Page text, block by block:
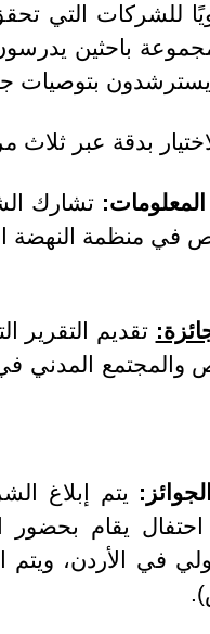
للشركات التي
باحثين يدرسون
ويسترشدون بتوصيات
بدقة عبر ثلاث
تشارك
منظمة النهضة
تقديم التقرير
والمجتمع المدني في
يتم إبلاغ
احتفال يقام
في الأردن،